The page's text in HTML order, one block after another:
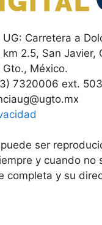
Carretera a
2.5, San Javier,
México.
7320006 ext.
ser
y cuando no
completa y su